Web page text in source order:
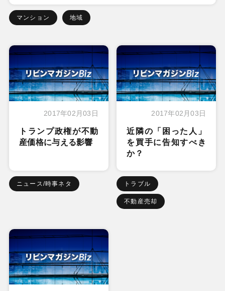
マンション 地域
2017年02月03日
トランプ政権が不動
産価格に与える影響
ニュース/時事ネタ
2017年02月03日
近隣の「困った人」
を買手に告知すべき
か？
トラブル
不動産売却